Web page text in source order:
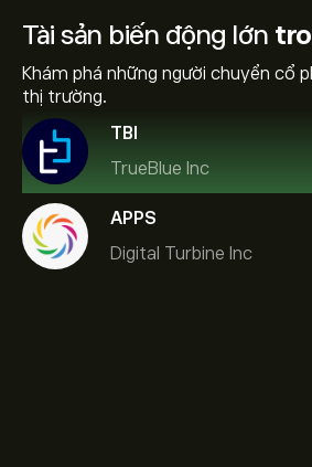
Tài sản biến động lớn
Khám phá những người chuyển cổ
thị trường.
TBI
TrueBlue Inc
APPS
Digital Turbine Inc